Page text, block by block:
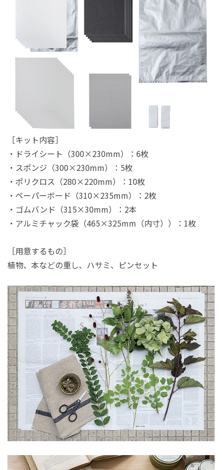
［キット内容］
・ドライシート（300×230mm）：6枚
・スポンジ（300×230mm）：5枚
・ポリクロス（280×220mm）：10枚
・ペーパーボード（310×235mm）：2枚
・ゴムバンド（315×30mm）：2本
・アルミチャック袋（465×325mm（内寸））：1枚
［用意するもの］
植物、本などの重し、ハサミ、ピンセット